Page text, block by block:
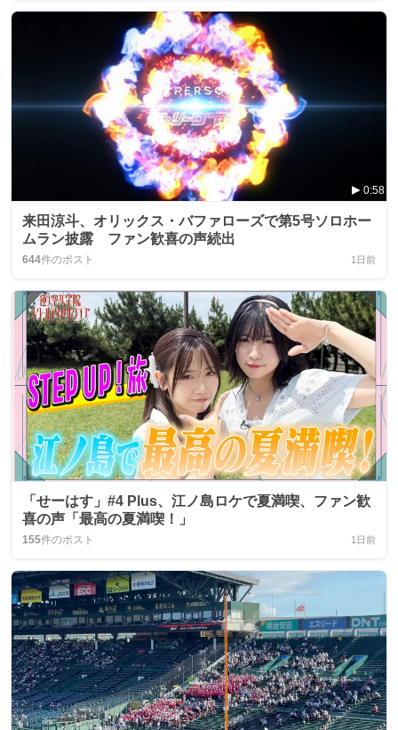
0:58
来田涼斗、オリックス・バファローズで第5号ソロホー
ムラン披露 ファン歓喜の声続出
644件のポスト 1日前
「せーはす」#4 Plus、江ノ島ロケで夏満喫、ファン歓
喜の声「最高の夏満喫！」
155件のポスト 1日前